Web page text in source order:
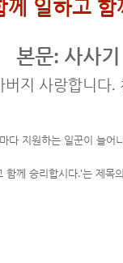
께 일하고
본문: 사사기
버지 사랑합니다.
다 지원하는 일꾼이 늘어
함께 승리합시다.'는 제목